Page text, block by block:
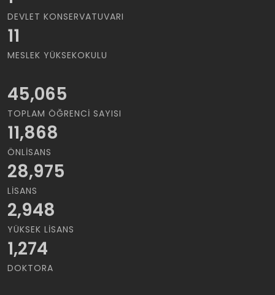
DEVLET KONSERVATUVARI
11
MESLEK YÜKSEKOKULU
45,065
TOPLAM ÖĞRENCI SAYISI
11,868
ÖNLISANS
28,975
LISANS
2,948
YÜKSEK LISANS
1,274
DOKTORA